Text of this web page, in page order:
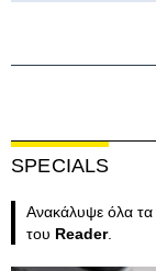
SPECIALS
Ανακάλυψε όλα τα
του Reader.